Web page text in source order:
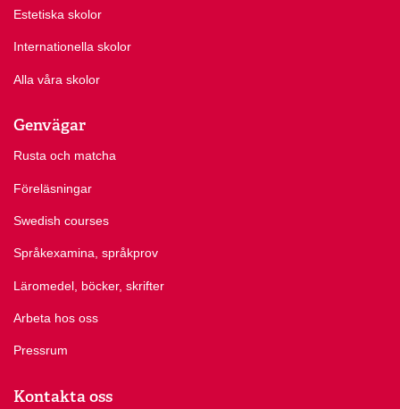
Estetiska skolor
Internationella skolor
Alla våra skolor
Genvägar
Rusta och matcha
Föreläsningar
Swedish courses
Språkexamina, språkprov
Läromedel, böcker, skrifter
Arbeta hos oss
Pressrum
Kontakta oss